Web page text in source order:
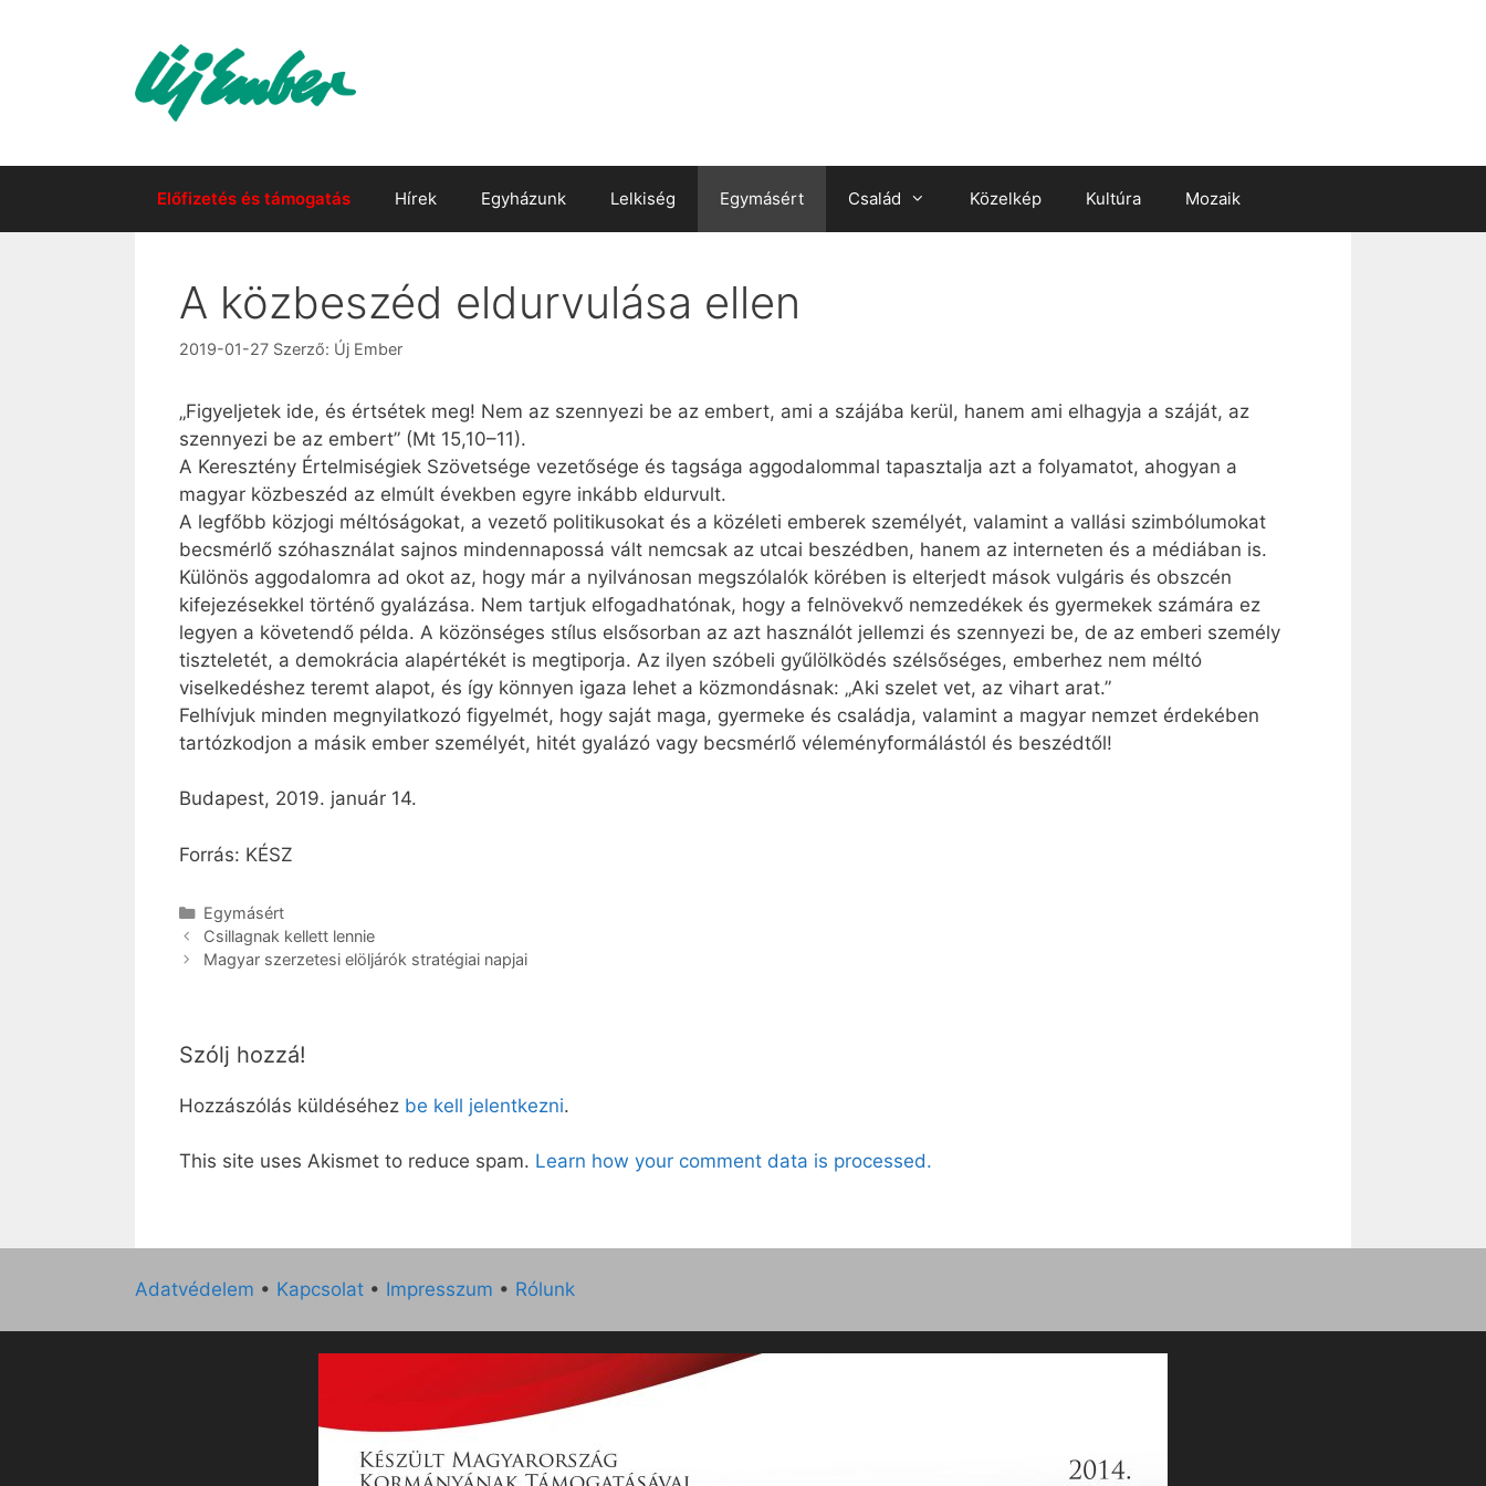
Előfizetés és támogatás Hírek Egyházunk Lelkiség Egymásért Család Közelkép Kultúra Mozaik
A közbeszéd eldurvulása ellen
2019-01-27 Szerző: Új Ember
„Figyeljetek ide, és értsétek meg! Nem az szennyezi be az embert, ami a szájába kerül, hanem ami elhagyja a száját, az
szennyezi be az embert” (Mt 15,10–11).
A Keresztény Értelmiségiek Szövetsége vezetősége és tagsága aggodalommal tapasztalja azt a folyamatot, ahogyan a
magyar közbeszéd az elmúlt években egyre inkább eldurvult.
A legfőbb közjogi méltóságokat, a vezető politikusokat és a közéleti emberek személyét, valamint a vallási szimbólumokat
becsmérlő szóhasználat sajnos mindennapossá vált nemcsak az utcai beszédben, hanem az interneten és a médiában is.
Különös aggodalomra ad okot az, hogy már a nyilvánosan megszólalók körében is elterjedt mások vulgáris és obszcén
kifejezésekkel történő gyalázása. Nem tartjuk elfogadhatónak, hogy a felnövekvő nemzedékek és gyermekek számára ez
legyen a követendő példa. A közönséges stílus elsősorban az azt használót jellemzi és szennyezi be, de az emberi személy
tiszteletét, a demokrácia alapértékét is megtiporja. Az ilyen szóbeli gyűlölködés szélsőséges, emberhez nem méltó
viselkedéshez teremt alapot, és így könnyen igaza lehet a közmondásnak: „Aki szelet vet, az vihart arat.”
Felhívjuk minden megnyilatkozó figyelmét, hogy saját maga, gyermeke és családja, valamint a magyar nemzet érdekében
tartózkodjon a másik ember személyét, hitét gyalázó vagy becsmérlő véleményformálástól és beszédtől!
Budapest, 2019. január 14.
Forrás: KÉSZ
Kategória
Egymásért
Csillagnak kellett lennie
Magyar szerzetesi elöljárók stratégiai napjai
Szólj hozzá!
Hozzászólás küldéséhez be kell jelentkezni.
This site uses Akismet to reduce spam. Learn how your comment data is processed.
Adatvédelem • Kapcsolat • Impresszum • Rólunk